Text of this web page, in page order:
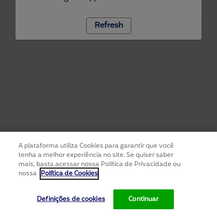
Refresh
A plataforma utiliza Cookies para garantir que você
tenha a melhor experiência no site. Se quiser saber
mais, basta acessar nossa Política de Privacidade ou
nossa Política de Cookies
Definições de cookies Continuar